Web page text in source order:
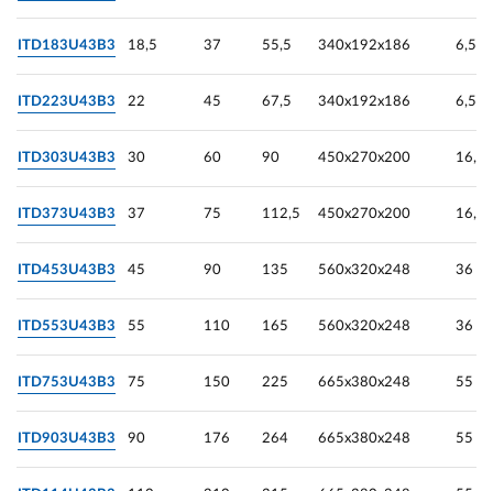
ITD183U43B3 18,5 37 55,5 340х192х186 6,5
ITD223U43B3 22 45 67,5 340х192х186 6,5
ITD303U43B3 30 60 90 450х270х200 16,1
ITD373U43B3 37 75 112,5 450х270х200 16,1
ITD453U43B3 45 90 135 560х320х248 36
ITD553U43B3 55 110 165 560х320х248 36
ITD753U43B3 75 150 225 665х380х248 55
ITD903U43B3 90 176 264 665х380х248 55